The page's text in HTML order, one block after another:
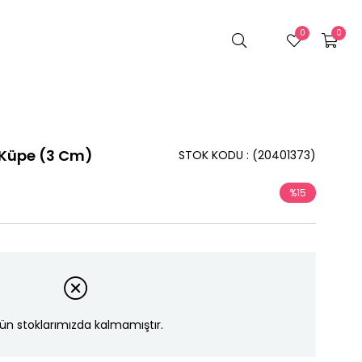
0
0
(3 Cm) (20401373)
STOK KODU
%15
stoklarımızda kalmamıştır.